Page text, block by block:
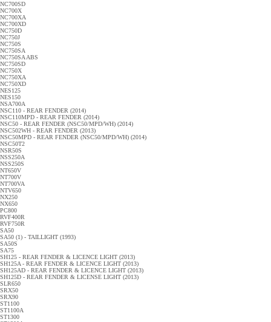
NC700SD
NC700X
NC700XA
NC700XD
NC750D
NC750J
NC750S
NC750SA
NC750SA ABS
NC750SD
NC750X
NC750XA
NC750XD
NES125
NES150
NSA700A
NSC110 - REAR FENDER (2014)
NSC110MPD - REAR FENDER (2014)
NSC50 - REAR FENDER (NSC50/MPD/WH) (2014)
NSC502WH - REAR FENDER (2013)
NSC50MPD - REAR FENDER (NSC50/MPD/WH) (2014)
NSC50T2
NSR50S
NSS250A
NSS250S
NT650V
NT700V
NT700VA
NTV650
NX250
NX650
PC800
RVF400R
RVF750R
SA50
SA50 (1) - TAILLIGHT (1993)
SA50S
SA75
SH125 - REAR FENDER & LICENCE LIGHT (2013)
SH125A - REAR FENDER & LICENCE LIGHT (2013)
SH125AD - REAR FENDER & LICENCE LIGHT (2013)
SH125D - REAR FENDER & LICENSE LIGHT (2013)
SLR650
SRX50
SRX90
ST1100
ST1100A
ST1300